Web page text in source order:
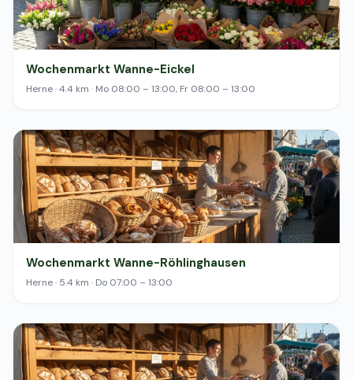
Wochenmarkt Wanne-Eickel
Herne · 4.4 km · Mo 08:00 – 13:00, Fr 08:00 – 13:00
Wochenmarkt Wanne-Röhlinghausen
Herne · 5.4 km · Do 07:00 – 13:00